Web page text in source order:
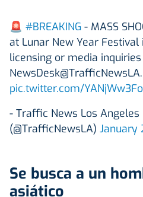
🚨 #BREAKING - MASS
at Lunar New Year
licensing or media
pic.twitter.com/
- Traffic News Los Angeles
(@TrafficNewsLA) January
Se busca a un
asiático